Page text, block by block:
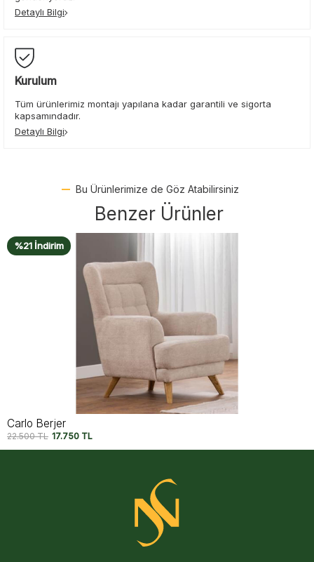
Detaylı Bilgi
Kurulum
Tüm ürünlerimiz montajı yapılana kadar garantili ve sigorta
kapsamındadır.
Detaylı Bilgi
Bu Ürünlerimize de Göz Atabilirsiniz
Benzer Ürünler
%21 İndirim
Capri Berjer V2
22.500TL 17.750 TL